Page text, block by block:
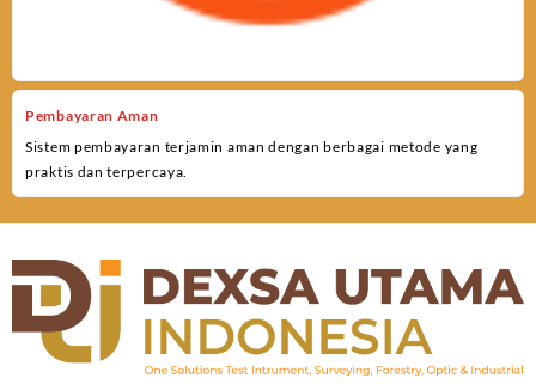
Pembayaran Aman
Sistem pembayaran terjamin aman dengan berbagai metode yang
praktis dan terpercaya.